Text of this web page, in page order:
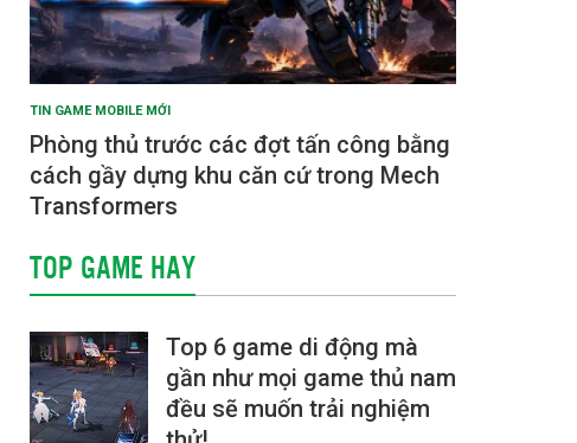
TIN GAME MOBILE MỚI
Phòng thủ trước các đợt tấn công bằng
cách gầy dựng khu căn cứ trong Mech
Transformers
TOP GAME HAY
Top 6 game di động mà
gần như mọi game thủ nam
đều sẽ muốn trải nghiệm